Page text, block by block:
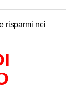
risparmi nei